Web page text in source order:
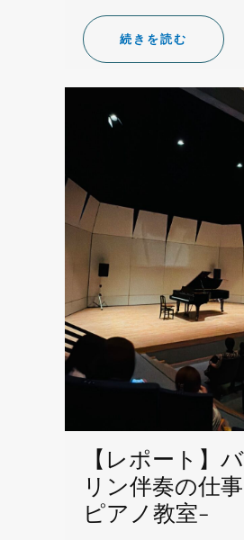
続きを読む
【レポート】
リン伴奏の仕
ピアノ教室-